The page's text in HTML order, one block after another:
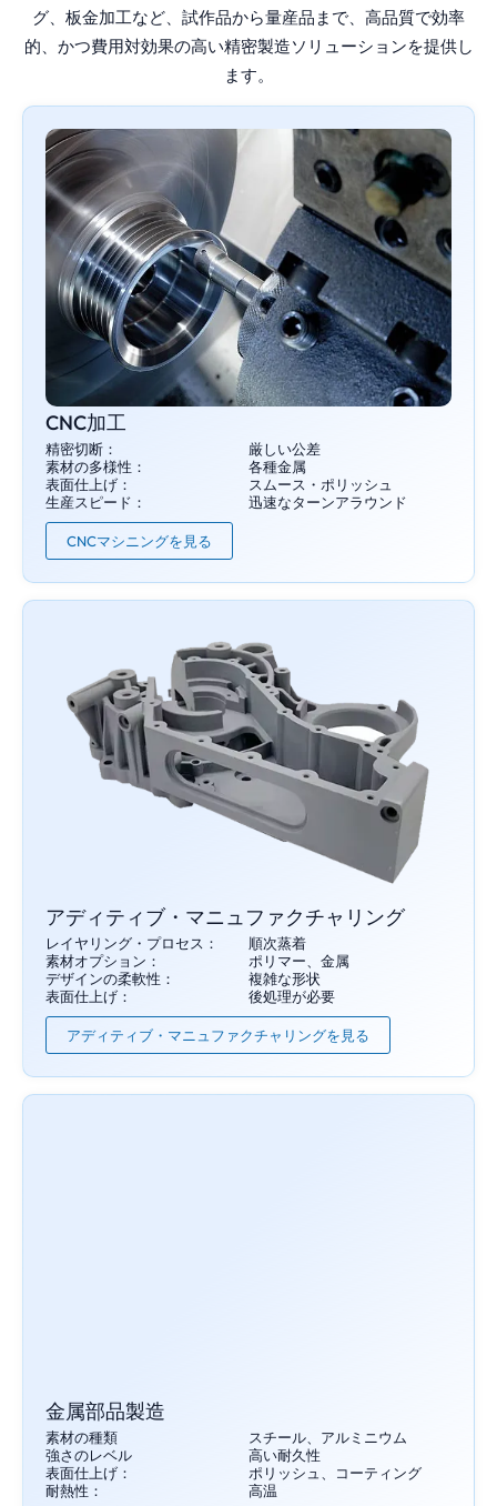
グ、板金加工など、試作品から量産品まで、高品質で効率
的、かつ費用対効果の高い精密製造ソリューションを提供し
ます。
CNC加工
精密切断：
厳しい公差
素材の多様性：
各種金属
表面仕上げ：
スムース・ポリッシュ
生産スピード：
迅速なターンアラウンド
CNCマシニングを見る
アディティブ・マニュファクチャリング
レイヤリング・プロセス：
順次蒸着
素材オプション：
ポリマー、金属
デザインの柔軟性：
複雑な形状
表面仕上げ：
後処理が必要
アディティブ・マニュファクチャリングを見る
金属部品製造
素材の種類
スチール、アルミニウム
強さのレベル
高い耐久性
表面仕上げ：
ポリッシュ、コーティング
耐熱性：
高温